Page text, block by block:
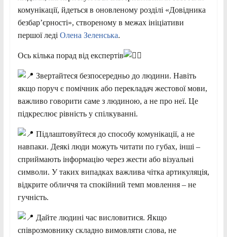
комунікації, йдеться в оновленому розділі «Довідника
безбар’єрності», створеному в межах ініціативи
першої леді Олена Зеленська.
Ось кілька порад від експертів
Звертайтеся безпосередньо до людини. Навіть
якщо поруч є помічник або перекладач жестової мови,
важливо говорити саме з людиною, а не про неї. Це
підкреслює рівність у спілкуванні.
Підлаштовуйтеся до способу комунікації, а не
навпаки. Деякі люди можуть читати по губах, інші –
сприймають інформацію через жести або візуальні
символи. У таких випадках важлива чітка артикуляція,
відкрите обличчя та спокійний темп мовлення – не
гучність.
Дайте людині час висловитися. Якщо
співрозмовнику складно вимовляти слова, не